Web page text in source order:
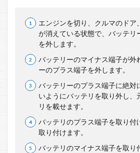
エンジンを切り、クルマのドア
が消えている状態で、バッテリ
を外します。
バッテリーのマイナス端子が外
ーのプラス端子を外します。
バッテリーのプラス端子に絶対
いようにバッテリを取り外し、
リを載せます。
バッテリのプラス端子を取り付
取り付けます。
バッテリのマイナス端子を取り